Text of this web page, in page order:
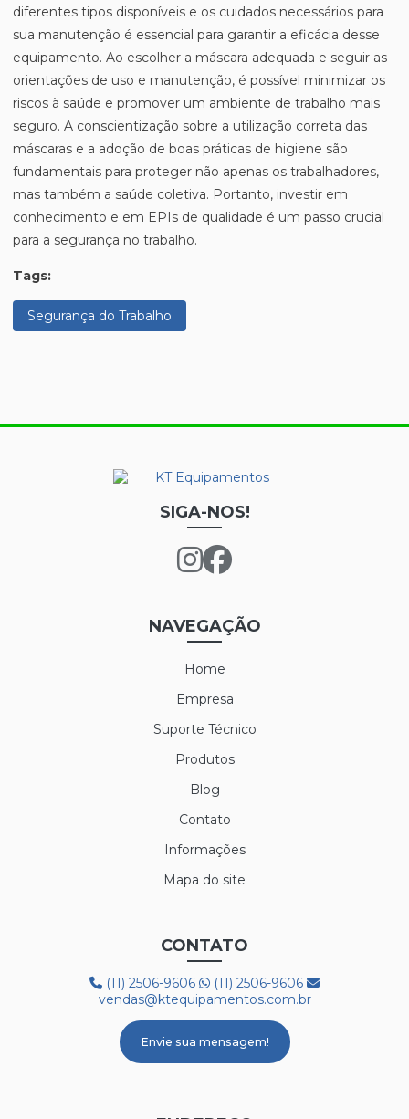
diferentes tipos disponíveis e os cuidados necessários para
sua manutenção é essencial para garantir a eficácia desse
equipamento. Ao escolher a máscara adequada e seguir as
orientações de uso e manutenção, é possível minimizar os
riscos à saúde e promover um ambiente de trabalho mais
seguro. A conscientização sobre a utilização correta das
máscaras e a adoção de boas práticas de higiene são
fundamentais para proteger não apenas os trabalhadores,
mas também a saúde coletiva. Portanto, investir em
conhecimento e em EPIs de qualidade é um passo crucial
para a segurança no trabalho.
Tags:
Segurança do Trabalho
SIGA-NOS!
NAVEGAÇÃO
Home
Empresa
Suporte Técnico
Produtos
Blog
Contato
Informações
Mapa do site
CONTATO
(11) 2506-9606
(11) 2506-9606
vendas@ktequipamentos.com.br
Envie sua mensagem!